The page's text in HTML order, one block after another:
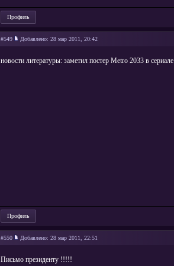
Профиль
#549 Добавлено: 28 мар 2011, 20:42
новости литературы: заметил постер Metro 2033 в
Профиль
#550 Добавлено: 28 мар 2011, 22:51
Письмо президенту !!!!!